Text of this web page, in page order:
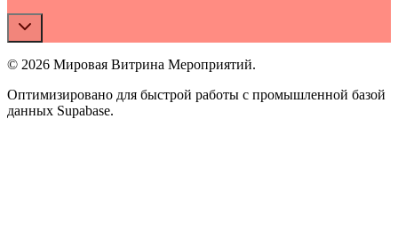
© 2026 Мировая Витрина Мероприятий.
Оптимизировано для быстрой работы с промышленной базой
данных Supabase.